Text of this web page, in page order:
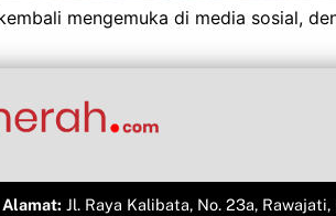
mengemuka di media sosial,
Alamat: Jl. Raya Kalibata, No. 23a,